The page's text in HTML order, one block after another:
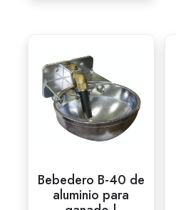
Bebedero B-40 de
aluminio para